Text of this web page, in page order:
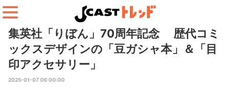
集英社「りぼん」70周年記念 歴代コミ
ックスデザインの「豆ガシャ本」＆「目
印アクセサリー」
2025-01-07 06:00:00